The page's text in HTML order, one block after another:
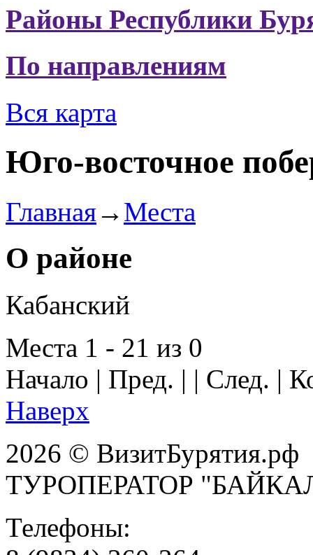
Районы Республики
По направлениям
Вся карта
Юго-восточное
Главная→ Места
О районе
Кабанский
Места 1 - 21 из 0
Начало | Пред. | | След. |
Наверх
2026 © ВизитБурятия.рф
ТУРОПЕРАТОР
Телефоны: